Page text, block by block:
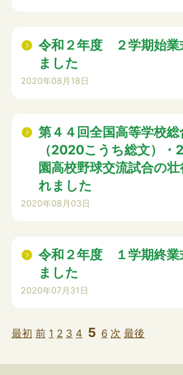
令和２年度 ２学期始業
ました
2020年08月18日
第４４回全国高等学校
（2020こうち総文）
園高校野球交流試合の
れました
2020年08月03日
令和２年度 １学期終業
ました
2020年07月31日
最初 前 1 2 3 4 5 6 次 最後